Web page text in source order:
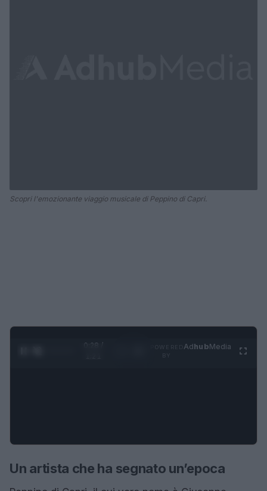
Scopri l'emozionante viaggio musicale di Peppino di Capri.
0:29 /
AdhubMedia
Un artista che ha segnato un’epoca